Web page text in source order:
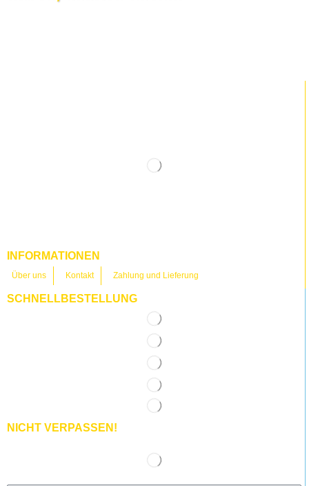
INFORMATIONEN
Über uns Kontakt Zahlung und Lieferung
SCHNELLBESTELLUNG
NICHT VERPASSEN!